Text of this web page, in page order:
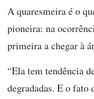
A quaresmeira é o
pioneira: na
primeira a chegar à
“Ela tem tendência
degradadas. E o